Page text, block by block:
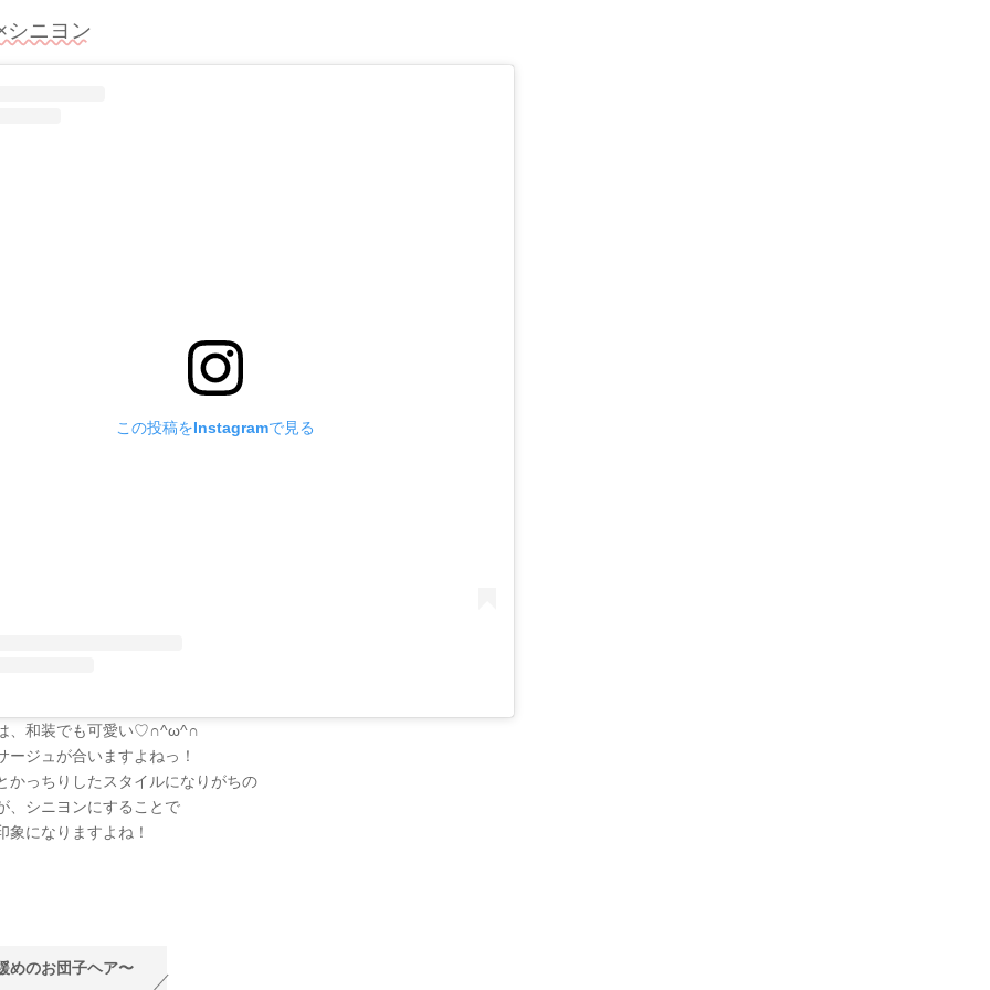
ニヨン
この投稿をInstagramで見る
、和装でも可愛い♡∩^ω^∩
ージュが合いますよねっ！
かっちりしたスタイルになりがちの
、シニヨンにすることで
象になりますよね！
めのお団子ヘア〜